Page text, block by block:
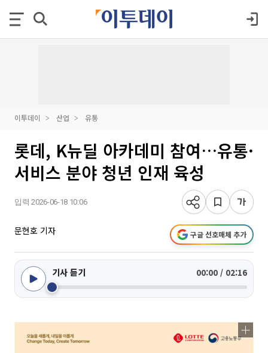
이투데이 산업 유통
롯데, K뉴딜 아카데미 참여…유통·
서비스 분야 청년 인재 육성
입력 2026-06-18 10:06
문현호 기자 구글 선호매체 추가
기사 듣기 00:00 / 02:16